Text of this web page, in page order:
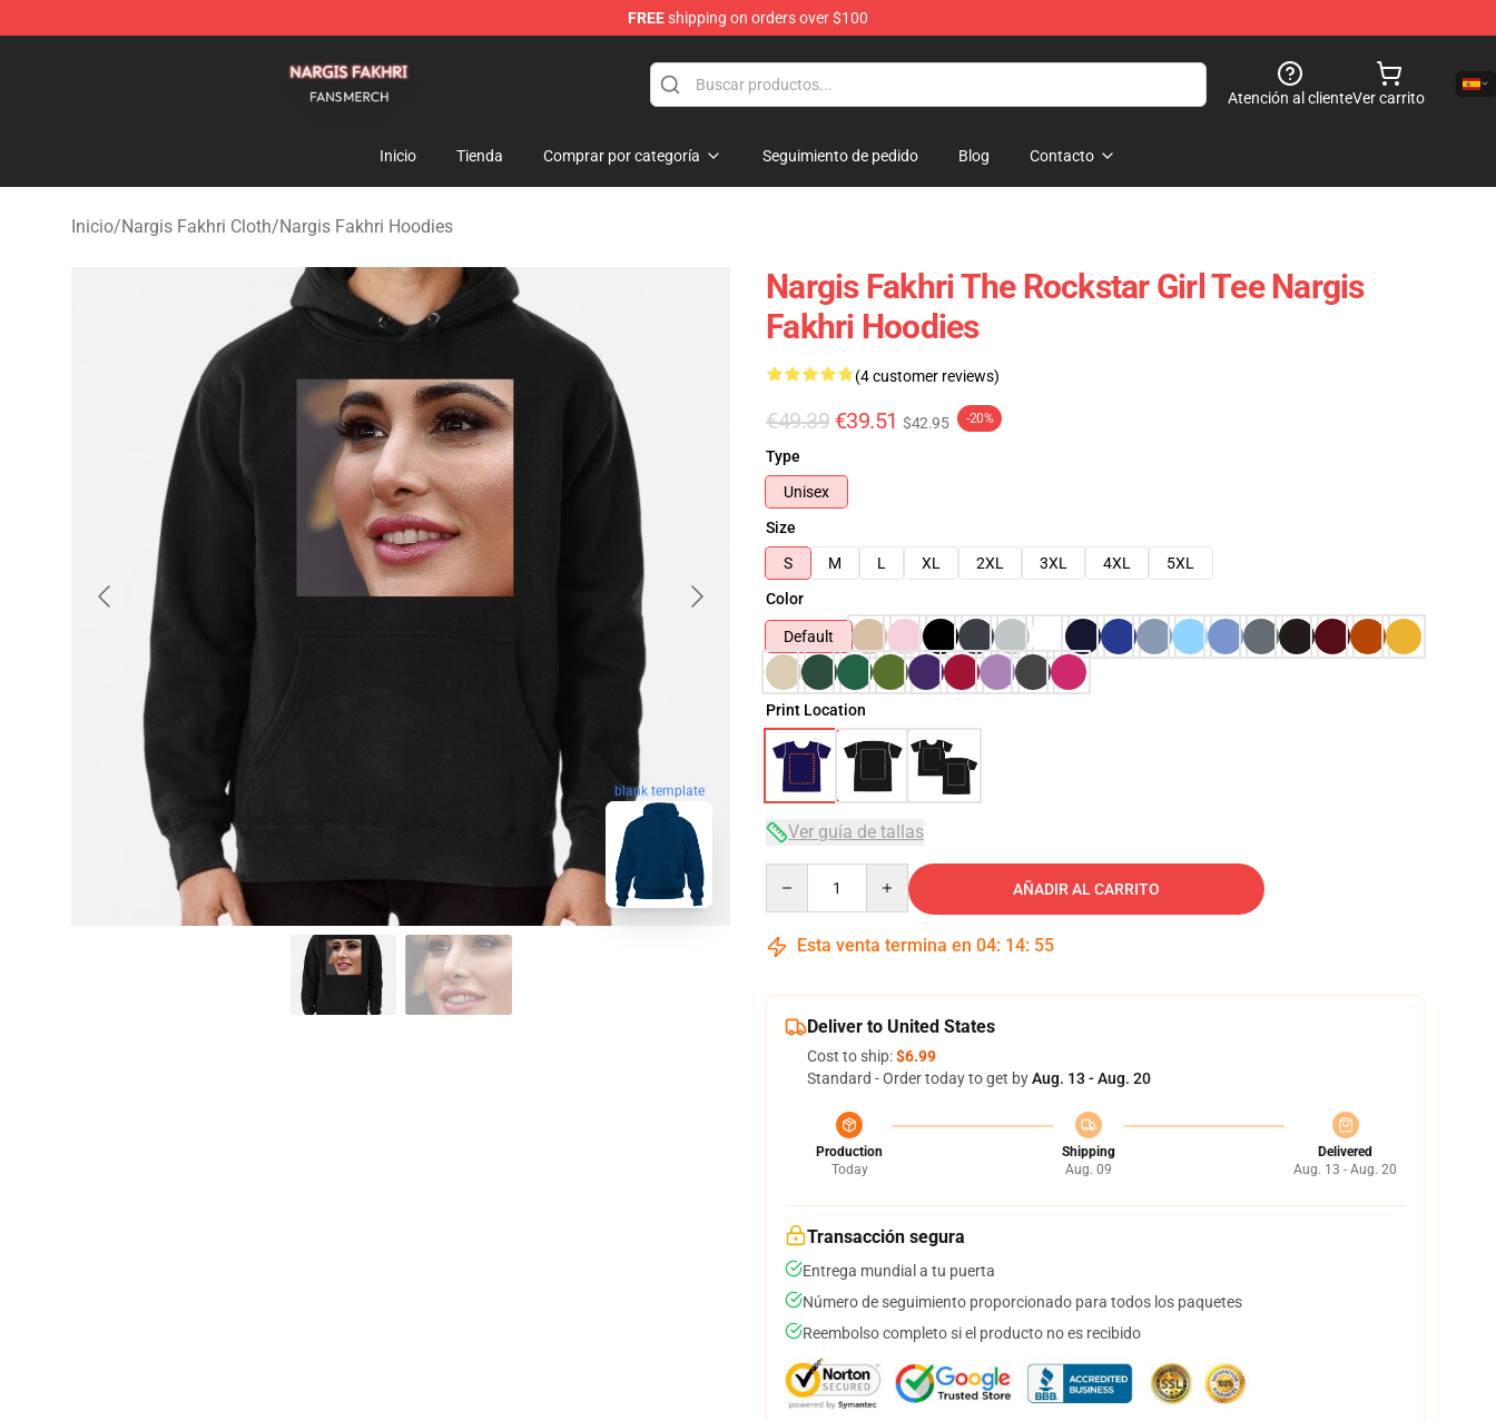
FREEshipping on orders over $100
Atención al clienteVer carrito
Inicio Tienda Comprar por categoría Seguimiento de pedido Blog Contacto
Inicio/Nargis Fakhri Cloth/Nargis Fakhri Hoodies
blank template
Nargis Fakhri The Rockstar Girl Tee Nargis
Fakhri Hoodies
(4 customer reviews)
€49.39 €39.51 $42.95 -20%
Type
Unisex
Size
S
M L XL 2XL 3XL 4XL
5XL
Color
Default
Print Location
Ver guía de tallas
AÑADIR AL CARRITO
Esta venta termina en 04: 14: 54
Deliver to United States
Cost to ship:$6.99
Standard - Order today to get byAug. 13 - Aug. 20
Production
Today
Shipping
Aug. 09
Delivered
Aug. 13 - Aug. 20
Transacción segura
Entrega mundial a tu puerta
Número de seguimiento proporcionado para todos los paquetes
Reembolso completo si el producto no es recibido